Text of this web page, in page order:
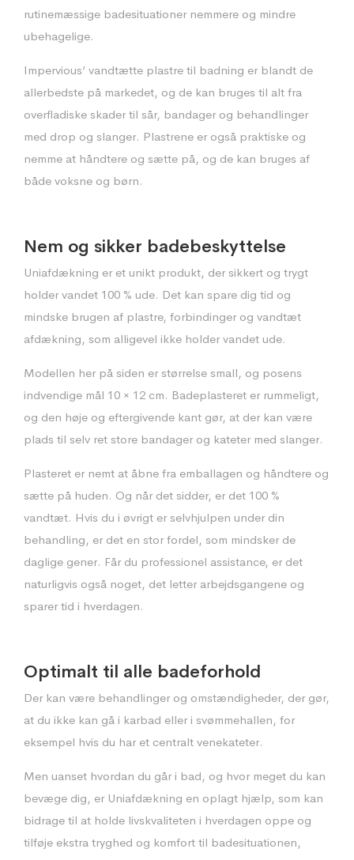
rutinemæssige badesituationer nemmere og mindre
ubehagelige.
Impervious’ vandtætte plastre til badning er blandt de
allerbedste på markedet, og de kan bruges til alt fra
overfladiske skader til sår, bandager og behandlinger
med drop og slanger. Plastrene er også praktiske og
nemme at håndtere og sætte på, og de kan bruges af
både voksne og børn.
Nem og sikker badebeskyttelse
Uniafdækning er et unikt produkt, der sikkert og trygt
holder vandet 100 % ude. Det kan spare dig tid og
mindske brugen af plastre, forbindinger og vandtæt
afdækning, som alligevel ikke holder vandet ude.
Modellen her på siden er størrelse small, og posens
indvendige mål 10 × 12 cm. Badeplasteret er rummeligt,
og den høje og eftergivende kant gør, at der kan være
plads til selv ret store bandager og kateter med slanger.
Plasteret er nemt at åbne fra emballagen og håndtere og
sætte på huden. Og når det sidder, er det 100 %
vandtæt. Hvis du i øvrigt er selvhjulpen under din
behandling, er det en stor fordel, som mindsker de
daglige gener. Får du professionel assistance, er det
naturligvis også noget, det letter arbejdsgangene og
sparer tid i hverdagen.
Optimalt til alle badeforhold
Der kan være behandlinger og omstændigheder, der gør,
at du ikke kan gå i karbad eller i svømmehallen, for
eksempel hvis du har et centralt venekateter.
Men uanset hvordan du går i bad, og hvor meget du kan
bevæge dig, er Uniafdækning en oplagt hjælp, som kan
bidrage til at holde livskvaliteten i hverdagen oppe og
tilføje ekstra tryghed og komfort til badesituationen,